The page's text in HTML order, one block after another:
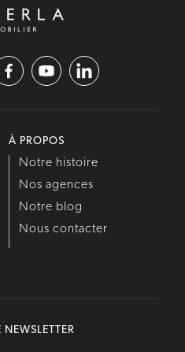
À PROPOS
Notre histoire
Nos agences
Notre blog
Nous contacter
NEWSLETTER